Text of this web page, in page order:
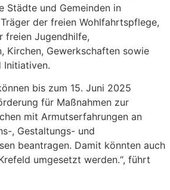
Städte und Gemeinden in
der freien Wohlfahrtspflege,
freien Jugendhilfe,
Kirchen, Gewerkschaften sowie
Initiativen.
bis zum 15. Juni 2025
für Maßnahmen zur
mit Armutserfahrungen an
, Gestaltungs- und
beantragen. Damit könnten auch
umgesetzt werden.“, führt